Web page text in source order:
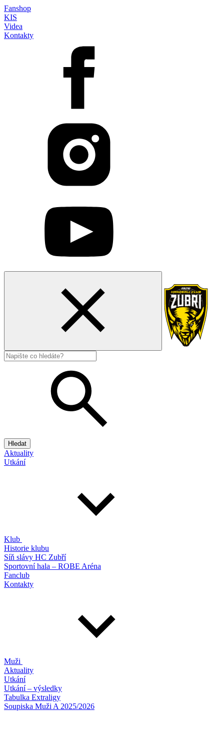
Fanshop
KIS
Videa
Kontakty
Hledat
Aktuality
Utkání
Klub
Historie klubu
Síň slávy HC Zubří
Sportovní hala – ROBE Aréna
Fanclub
Kontakty
Muži
Aktuality
Utkání
Utkání – výsledky
Tabulka Extraligy
Soupiska Muži A 2025/2026